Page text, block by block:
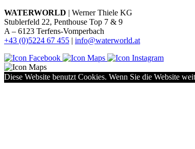
WATERWORLD | Werner Thiele KG
Stublerfeld 22, Penthouse Top 7 & 9
A – 6123 Terfens-Vomperbach
+43 (0)5224 67 455 | info@waterworld.at
Diese Website benutzt Cookies. Wenn Sie die Website